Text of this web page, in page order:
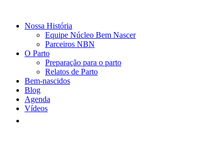
Nossa História
Equipe Núcleo Bem Nascer
Parceiros NBN
O Parto
Preparação para o parto
Relatos de Parto
Bem-nascidos
Blog
Agenda
Vídeos